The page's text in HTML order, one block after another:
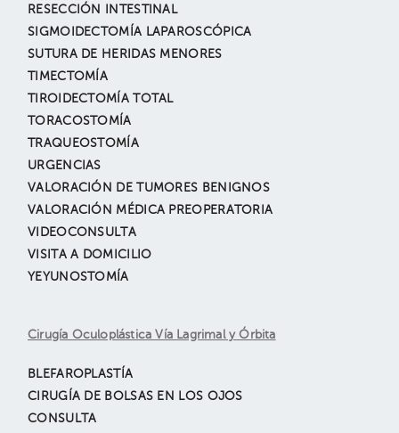
RESECCIÓN INTESTINAL
SIGMOIDECTOMÍA LAPAROSCÓPICA
SUTURA DE HERIDAS MENORES
TIMECTOMÍA
TIROIDECTOMÍA TOTAL
TORACOSTOMÍA
TRAQUEOSTOMÍA
URGENCIAS
VALORACIÓN DE TUMORES BENIGNOS
VALORACIÓN MÉDICA PREOPERATORIA
VIDEOCONSULTA
VISITA A DOMICILIO
YEYUNOSTOMÍA
Cirugía Oculoplástica Vía Lagrimal y Órbita
BLEFAROPLASTÍA
CIRUGÍA DE BOLSAS EN LOS OJOS
CONSULTA